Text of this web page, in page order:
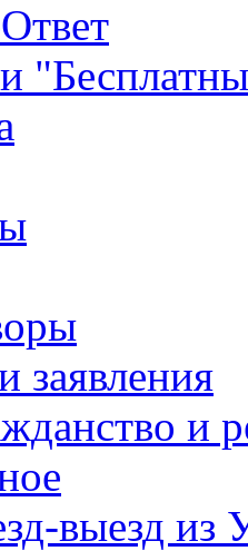
заявления
и
выезд из